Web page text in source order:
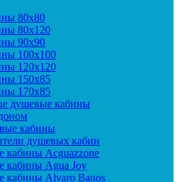
80x80
80x120
90х90
100x100
120x120
150x85
170x85
душевые кабины
кабины
душевых кабин
кабины Acguazzone
кабины Agua Joy
кабины Alvaro Banos